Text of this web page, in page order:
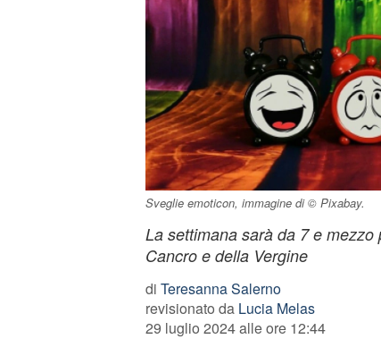
Sveglie emoticon, immagine di © Pixabay.
La settimana sarà da 7 e
Cancro e della Vergine
di Teresanna Salerno
revisionato da Lucia Melas
29 luglio 2024 alle ore 12:44